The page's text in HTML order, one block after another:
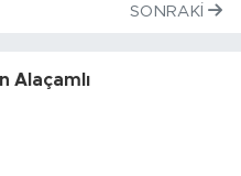
SONRAKI
Alaçamlı